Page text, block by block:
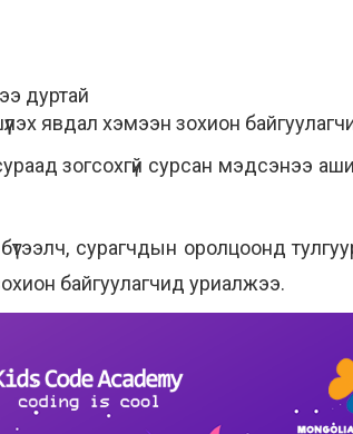
дуртай
явдал хэмээн зохион
зогсохгүй сурсан мэдсэнээ
сурагчдын оролцоонд
байгуулагчид уриалжээ.